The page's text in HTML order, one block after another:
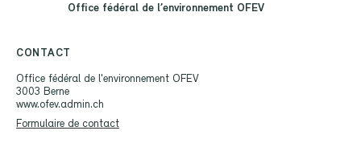
Office fédéral de l’environnement OFEV
CONTACT
Office fédéral de l'environnement OFEV
3003 Berne
www.ofev.admin.ch
Formulaire de contact